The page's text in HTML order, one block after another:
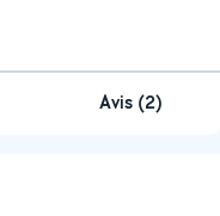
Avis (2)